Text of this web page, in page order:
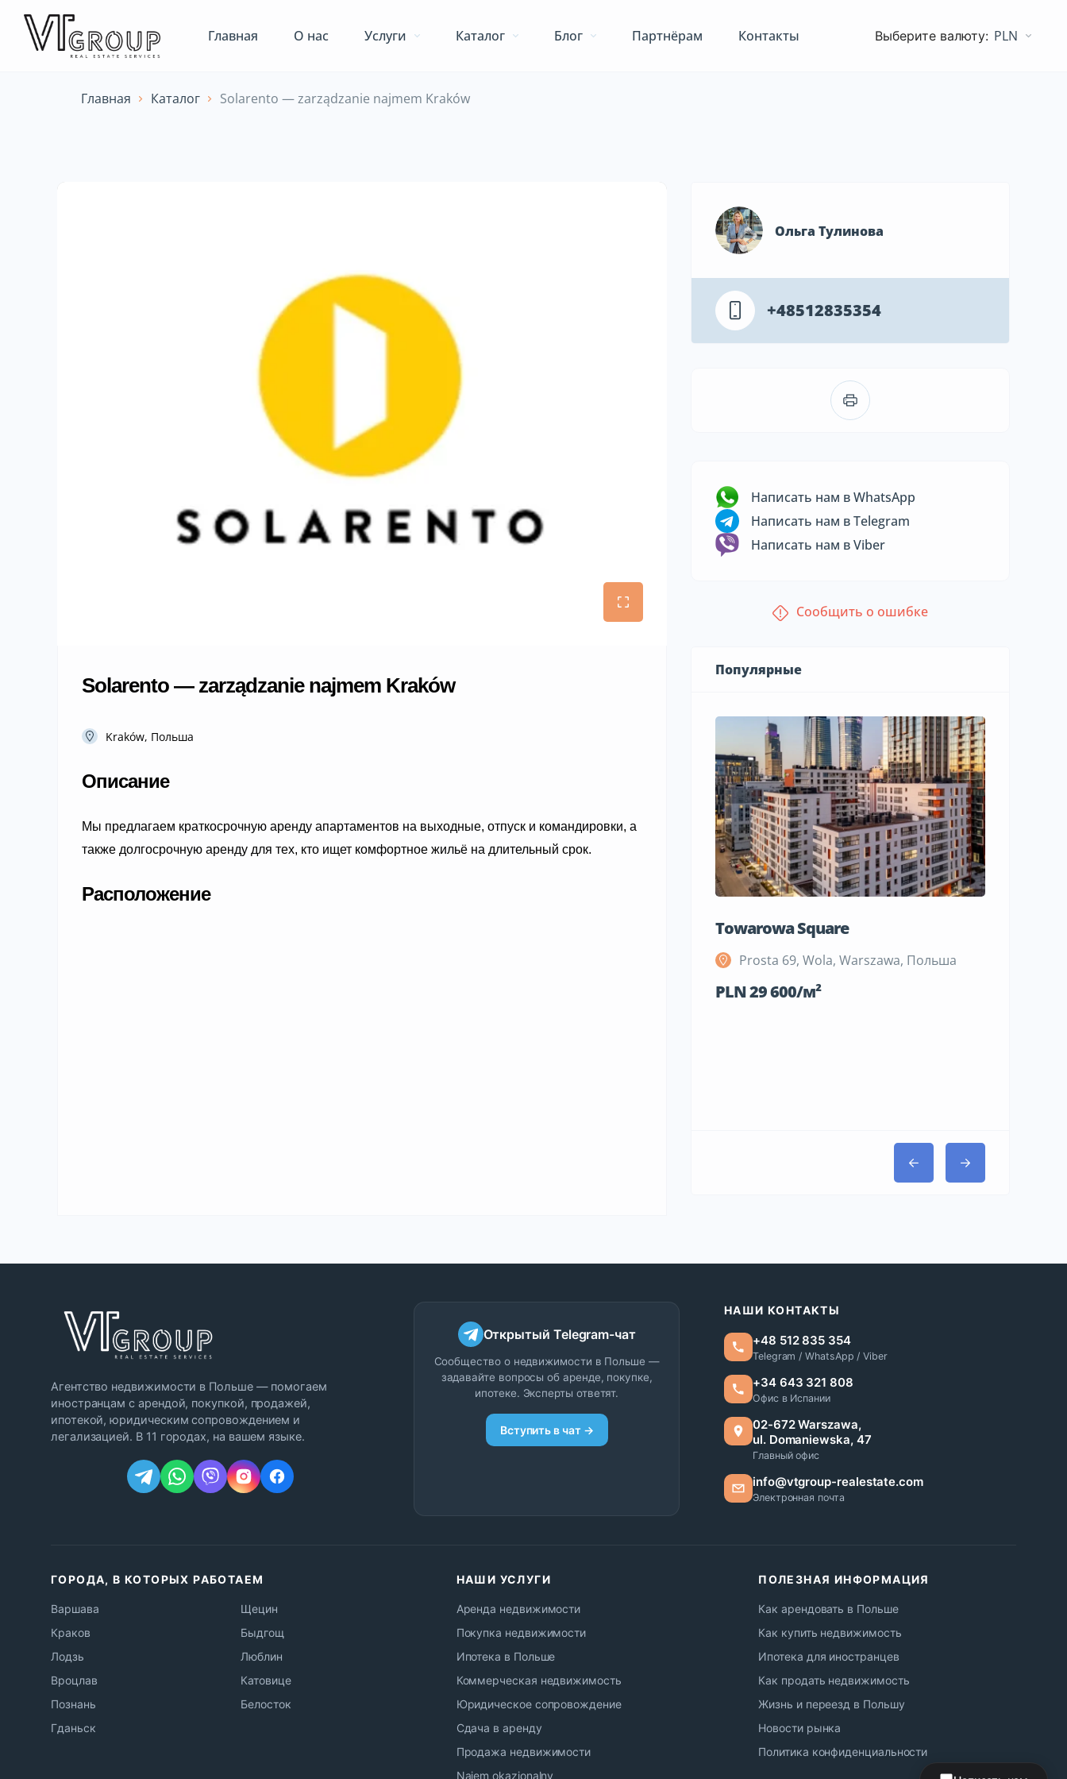
Главная О нас Услуги Каталог Блог Партнёрам Контакты PLN
Главная Каталог Solarento — zarządzanie najmem Kraków
Solarento — zarządzanie najmem Kraków
Kraków, Польша
Описание
Мы предлагаем краткосрочную аренду апартаментов на выходные, отпуск и командировки, а
также долгосрочную аренду для тех, кто ищет комфортное жильё на длительный срок.
Расположение
Ольга Тулинова
+48512835354
Написать нам в WhatsApp
Написать нам в Telegram
Написать нам в Viber
Сообщить о ошибке
Популярные
Towarowa Square
Prosta 69, Wola, Warszawa, Польша
PLN 29 600/м²
Агентство недвижимости в Польше — помогаем
иностранцам с арендой, покупкой, продажей,
ипотекой, юридическим сопровождением и
легализацией. В 11 городах, на вашем языке.
Открытый Telegram-чат
Сообщество о недвижимости в Польше —
задавайте вопросы об аренде, покупке,
ипотеке. Эксперты ответят.
Вступить в чат →
НАШИ КОНТАКТЫ
+48 512 835 354
Telegram / WhatsApp / Viber
+34 643 321 808
Офис в Испании
02-672 Warszawa,
ul. Domaniewska, 47
Главный офис
info@vtgroup-realestate.com
Электронная почта
ГОРОДА, В КОТОРЫХ РАБОТАЕМ
Варшава
Краков
Лодзь
Вроцлав
Познань
Гданьск
Щецин
Быдгощ
Люблин
Катовице
Белосток
НАШИ УСЛУГИ
Аренда недвижимости
Покупка недвижимости
Ипотека в Польше
Коммерческая недвижимость
Юридическое сопровождение
Сдача в аренду
Продажа недвижимости
Najem okazjonalny
ПОЛЕЗНАЯ ИНФОРМАЦИЯ
Как арендовать в Польше
Как купить недвижимость
Ипотека для иностранцев
Как продать недвижимость
Жизнь и переезд в Польшу
Новости рынка
Политика конфиденциальности